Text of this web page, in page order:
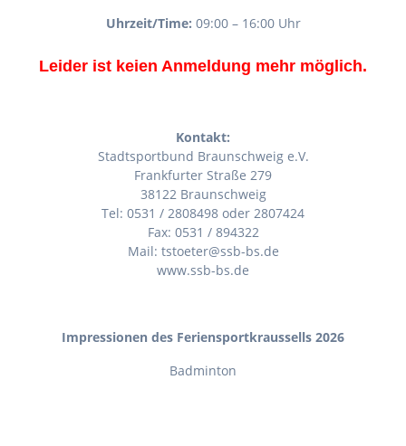
Uhrzeit/Time: 09:00 – 16:00 Uhr
Leider ist keien Anmeldung mehr möglich.
Kontakt:
Stadtsportbund Braunschweig e.V.
Frankfurter Straße 279
38122 Braunschweig
Tel: 0531 / 2808498 oder 2807424
Fax: 0531 / 894322
Mail: tstoeter@ssb-bs.de
www.ssb-bs.de
Impressionen des Feriensportkraussells 2026
Badminton